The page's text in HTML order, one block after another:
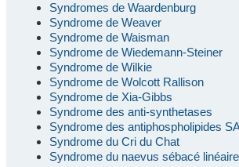
Syndromes de Waardenburg
Syndrome de Weaver
Syndrome de Waisman
Syndrome de Wiedemann-Steiner
Syndrome de Wilkie
Syndrome de Wolcott Rallison
Syndrome de Xia-Gibbs
Syndrome des anti-synthetases
Syndrome des antiphospholipides
Syndrome du Cri du Chat
Syndrome du naevus sébacé linéaire